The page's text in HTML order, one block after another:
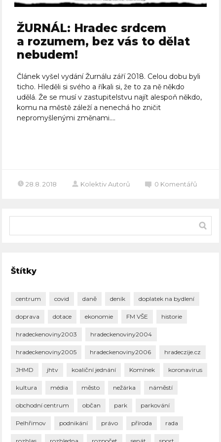
ŽURNÁL: Hradec srdcem
a rozumem, bez vás to dělat
nebudem!
Článek vyšel vydání Žurnálu září 2018. Celou dobu byli
ticho. Hleděli si svého a říkali si, že to za ně někdo
udělá. Že se musí v zastupitelstvu najít alespoň někdo,
komu na městě záleží a nenechá ho zničit
nepromyšlenými změnami....
28.8. 2018 Kolektiv Autorů 0 Komentářů
Štítky
centrum covid daně deník doplatek na bydlení
doprava dotace ekonomie FM VŠE historie
hradeckenoviny2003 hradeckenoviny2004
hradeckenoviny2005 hradeckenoviny2006 hradeczije.cz
JHMD jhtv koaliční jednání Komínek koronavirus
kultura média město nežárka náměstí
obchodní centrum občan park parkování
Pelhřimov podnikání právo příroda rada
rozhlas rozhledna rozpočet senát sport